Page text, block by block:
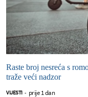
Raste broj nesreća s
traže veći nadzor
VIJESTI - prije 1 dan